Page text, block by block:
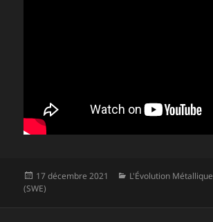
Publié
le
17 décembre 2021 Catégories
L'Évolution Métallique
(SWE)